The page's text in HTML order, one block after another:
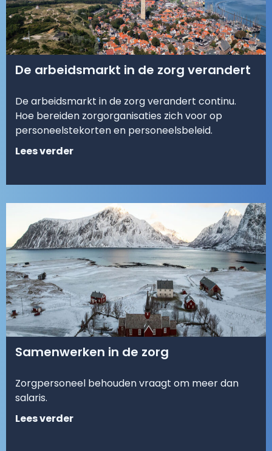
De arbeidsmarkt in de zorg verandert
De arbeidsmarkt in de zorg verandert continu.
Hoe bereiden zorgorganisaties zich voor op
personeelstekorten en personeelsbeleid.
Lees verder
Samenwerken in de zorg
Zorgpersoneel behouden vraagt om meer dan
salaris.
Lees verder